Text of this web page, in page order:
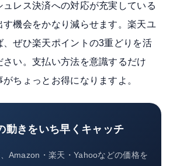
ュレス決済への対応が充実している
す機会をかなり減らせます。楽天ユ
、ぜひ楽天ポイントの3重どりを活
さい。支払い方法を意識するだけ
ちょっとお得になりますよ。
動きをいち早くキャッチ
Amazon・楽天・Yahooなどの価格を